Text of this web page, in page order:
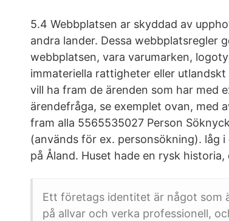
5.4 Webbplatsen ar skyddad av
andra lander. Dessa webbplatsregler
webbplatsen, vara varumarken,
immateriella rattigheter eller
vill ha fram de ärenden som har med
ärendefråga, se exemplet ovan, med
fram alla 5565535027 Person
(används för ex. personsökning). låg
på Åland. Huset hade en rysk
Ett företags identitet är något som
på allvar och verka professionell,